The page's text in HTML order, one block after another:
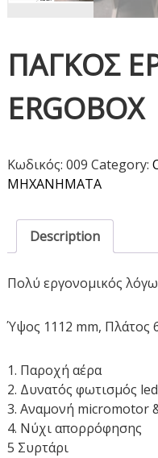
ΠΑΓΚΟΣ
ERGOBOX
Κωδικός: 009 Category:
ΜΗΧΑΝΗΜΑΤΑ
Description
Πολύ εργονομικός
Ύψος 1112 mm, Πλάτος
1. Παροχή αέρα
2. Δυνατός φωτισμός led
3. Αναμονή micromotor
4. Νύχι απορρόφησης
5 Συρτάρι